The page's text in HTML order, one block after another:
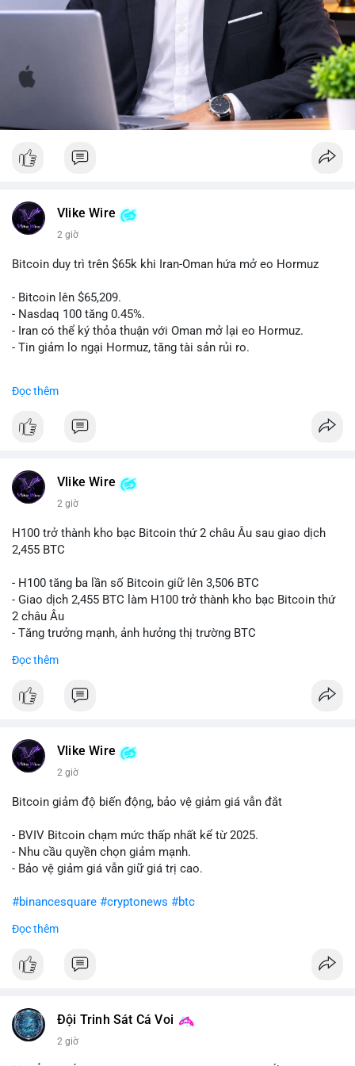
Vlike Wire
2 giờ
Bitcoin duy trì trên $65k khi Iran-Oman hứa mở eo Hormuz
- Bitcoin lên $65,209.
- Nasdaq 100 tăng 0.45%.
- Iran có thể ký thỏa thuận với Oman mở lại eo Hormuz.
- Tin giảm lo ngại Hormuz, tăng tài sản rủi ro.
📰 Nguồn: CoinDesk
Đọc thêm
Vlike Wire
2 giờ
H100 trở thành kho bạc Bitcoin thứ 2 châu Âu sau giao dịch
2,455 BTC
- H100 tăng ba lần số Bitcoin giữ lên 3,506 BTC
- Giao dịch 2,455 BTC làm H100 trở thành kho bạc Bitcoin thứ
2 châu Âu
- Tăng trưởng mạnh, ảnh hưởng thị trường BTC
#binancesquare
$btc
📰 Nguồn: Cointelegraph
Đọc thêm
Vlike Wire
2 giờ
Bitcoin giảm độ biến động, bảo vệ giảm giá vẫn đắt
- BVIV Bitcoin chạm mức thấp nhất kể từ 2025.
- Nhu cầu quyền chọn giảm mạnh.
- Bảo vệ giảm giá vẫn giữ giá trị cao.
#binancesquare #cryptonews #btc
$btc
#vlikevn #titanbot
Đọc thêm
Đội Trinh Sát Cá Voi
2 giờ